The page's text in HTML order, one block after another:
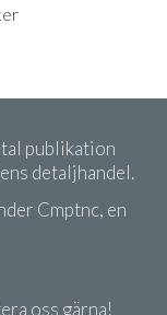
publikation
detaljhandel.
Cmptnc, en
oss gärna!